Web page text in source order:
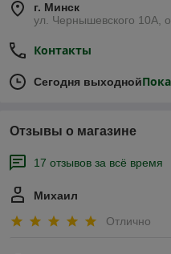
г. Минск
ул. Чернышевского 10А,
Контакты
Сегодня выходной
Отзывы о магазине
17 отзывов за всё время
Михаил
Отлично